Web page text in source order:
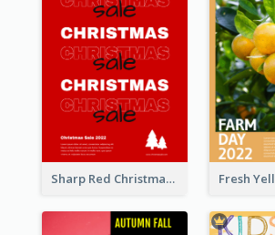
Sharp Red Christmas Sale Typography Poster